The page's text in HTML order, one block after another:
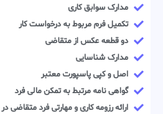
مدارک سوابق کاری
تکمیل فرم مربوط به درخواست کار
دو قطعه عکس از متقاضی
مدارک شناسایی
اصل و کپی پاسپورت معتبر
گواهی نامه مرتبط به تمکن مالی فرد
ارائه رزومه کاری و مهارتی فرد متقاضی